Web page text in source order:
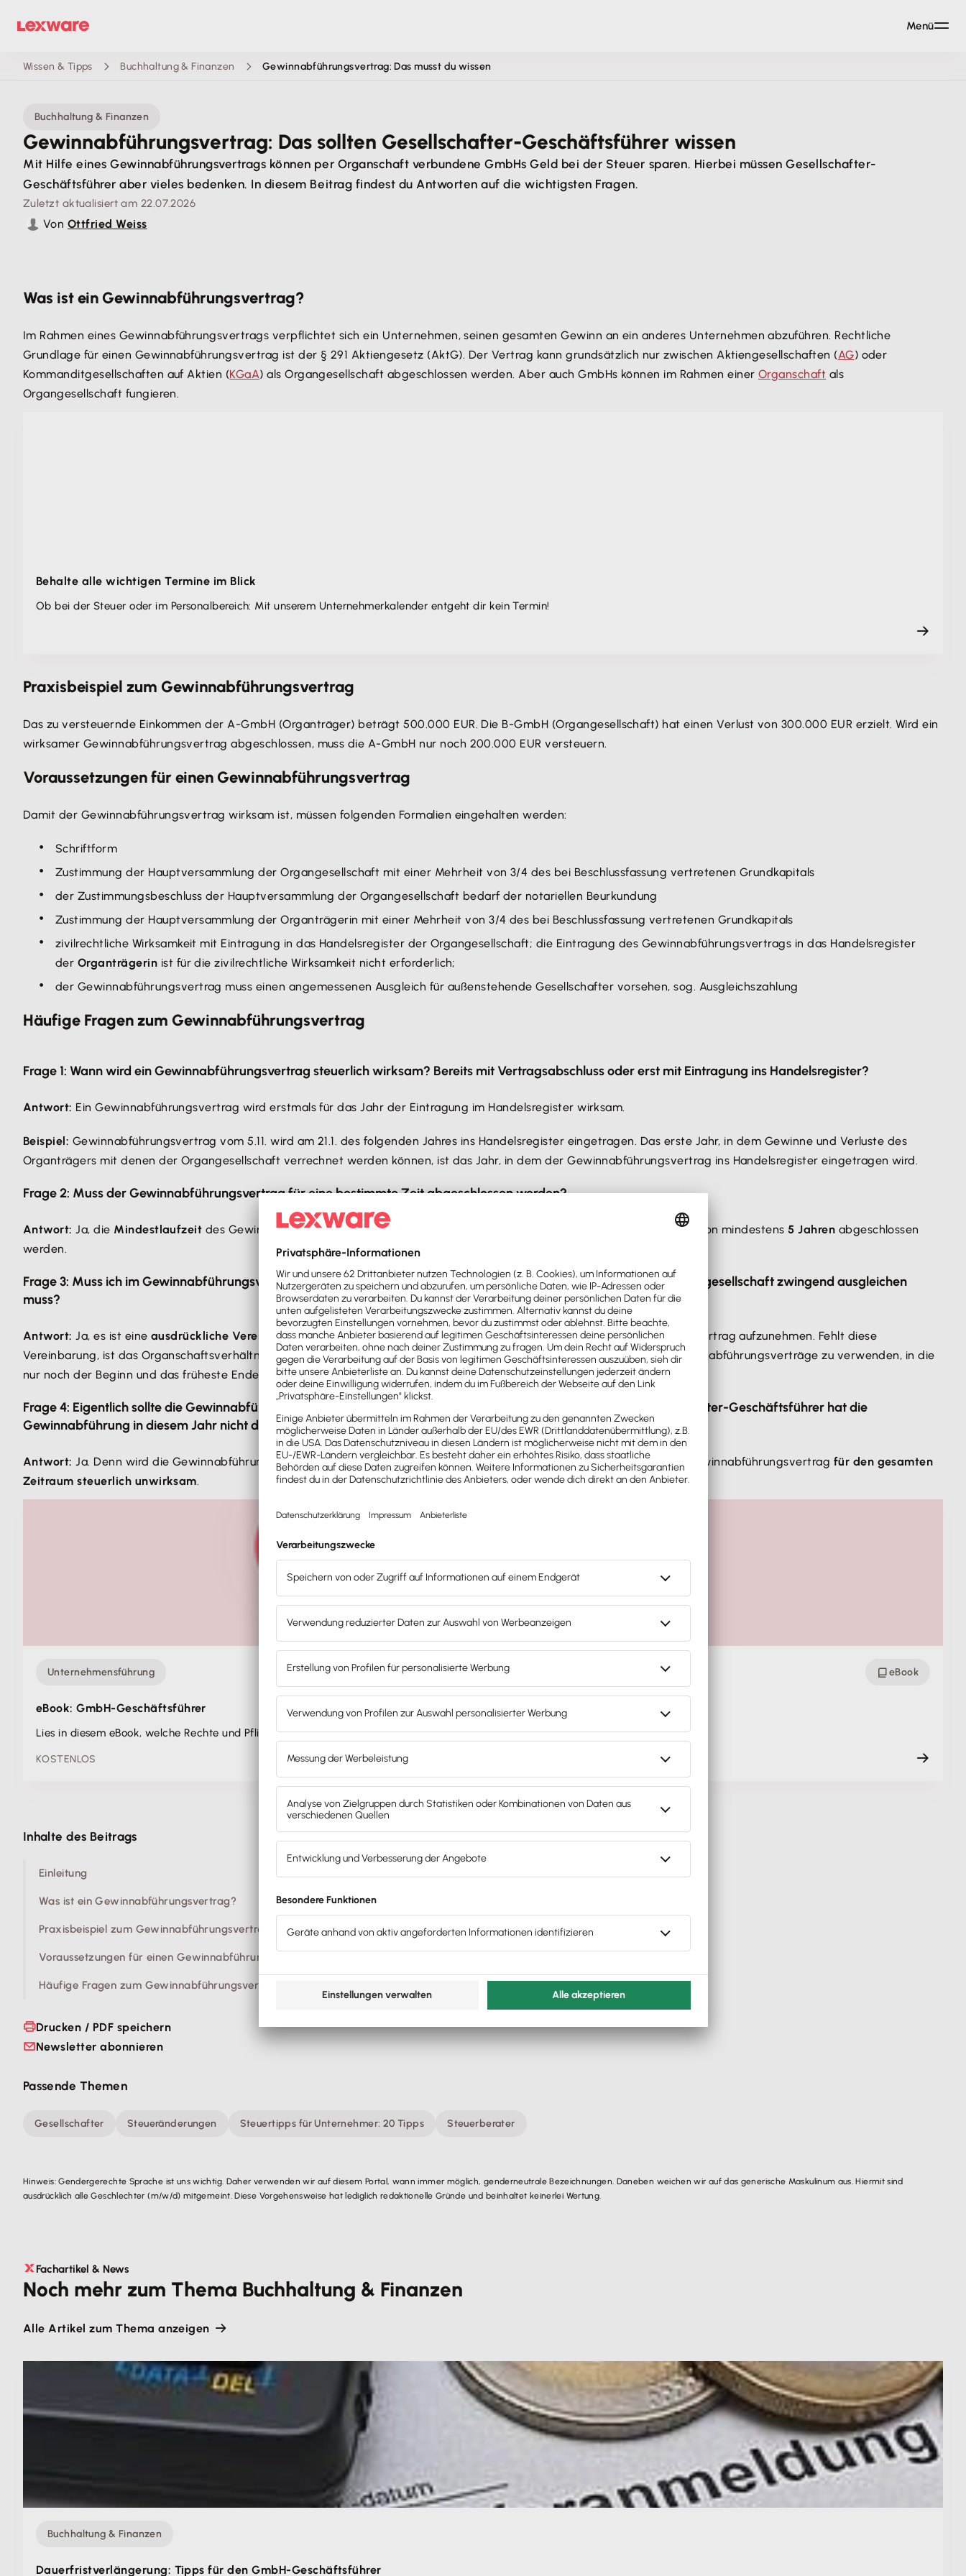
Wissen & Tipps Buchhaltung & Finanzen Gewinnabführungsvertrag: Das musst du wissen
Buchhaltung & Finanzen
Gewinnabführungsvertrag: Das sollten Gesellschafter-Geschäftsführer wissen
Mit Hilfe eines Gewinnabführungsvertrags können per Organschaft verbundene GmbHs Geld bei der Steuer sparen. Hierbei müssen Gesellschafter-
Geschäftsführer aber vieles bedenken. In diesem Beitrag findest du Antworten auf die wichtigsten Fragen.
Zuletzt aktualisiert am 22.07.2026
Von Ottfried Weiss
Was ist ein Gewinnabführungsvertrag?
Im Rahmen eines Gewinnabführungsvertrags verpflichtet sich ein Unternehmen, seinen gesamten Gewinn an ein anderes Unternehmen abzuführen. Rechtliche
Grundlage für einen Gewinnabführungsvertrag ist der § 291 Aktiengesetz (AktG). Der Vertrag kann grundsätzlich nur zwischen Aktiengesellschaften (AG) oder
Kommanditgesellschaften auf Aktien (KGaA) als Organgesellschaft abgeschlossen werden. Aber auch GmbHs können im Rahmen einerOrganschaft als
Organgesellschaft fungieren.
Behalte alle wichtigen Termine im Blick
Ob bei der Steuer oder im Personalbereich: Mit unserem Unternehmer­kalender entgeht dir kein Termin!
Praxisbeispiel zum Gewinnabführungsvertrag
Das zu versteuernde Einkommen der A-GmbH (Organträger) beträgt 500.000 EUR. Die B-GmbH (Organgesellschaft) hat einen Verlust von 300.000 EUR erzielt. Wird ein
wirksamer Gewinnabführungsvertrag abgeschlossen, muss die A-GmbH nur noch 200.000 EUR versteuern.
Voraussetzungen für einen Gewinnabführungsvertrag
Damit der Gewinnabführungsvertrag wirksam ist, müssen folgenden Formalien eingehalten werden:
Schriftform
Zustimmung der Hauptversammlung der Organgesellschaft mit einer Mehrheit von 3/4 des bei Beschlussfassung vertretenen Grundkapitals
der Zustimmungsbeschluss der Hauptversammlung der Organgesellschaft bedarf der notariellen Beurkundung
Zustimmung der Hauptversammlung der Organträgerin mit einer Mehrheit von 3/4 des bei Beschlussfassung vertretenen Grundkapitals
zivilrechtliche Wirksamkeit mit Eintragung in das Handelsregister der Organgesellschaft; die Eintragung des Gewinnabführungsvertrags in das Handelsregister
der Organträgerin ist für die zivilrechtliche Wirksamkeit nicht erforderlich;
der Gewinnabführungsvertrag muss einen angemessenen Ausgleich für außenstehende Gesellschafter vorsehen, sog. Ausgleichszahlung
Häufige Fragen zum Gewinnabführungsvertrag
Frage 1: Wann wird ein Gewinnabführungsvertrag steuerlich wirksam? Bereits mit Vertragsabschluss oder erst mit Eintragung ins Handelsregister?
Antwort: Ein Gewinnabführungsvertrag wird erstmals für das Jahr der Eintragung im Handelsregister wirksam.
Beispiel: Gewinnabführungsvertrag vom 5.11. wird am 21.1. des folgenden Jahres ins Handelsregister eingetragen. Das erste Jahr, in dem Gewinne und Verluste des
Organträgers mit denen der Organgesellschaft verrechnet werden können, ist das Jahr, in dem der Gewinnabführungsvertrag ins Handelsregister eingetragen wird.
Frage 2: Muss der Gewinnabführungsvertrag für eine bestimmte Zeit abgeschlossen werden?
Antwort: Ja, die Mindestlaufzeit des Gewinnabführungsvertrags muss nach § 14 Abs. 1 Nr. 3 Satz 1 KStG auf einen Zeitraum von mindestens 5 Jahren abgeschlossen
werden.
Frage 3: Muss ich im Gewinnabführungsvertrag extra darauf hinweisen, dass der Organträger die Verluste der Organgesellschaft zwingend ausgleichen
muss?
Antwort: Ja, es ist eine ausdrückliche VereinbarungzurVerlustverrechnungspflichtin den schriftlichen Gewinnabführungsvertrag aufzunehmen. Fehlt diese
Vereinbarung, ist das Organschaftsverhältnis steuerlich unwirksam. Aus diesem Grund empfiehlt es sich, vorgefertigte Gewinnabführungsverträge zu verwenden, in die
nur noch der Beginn und das früheste Ende der Gewinnabführung einzutragen ist.
Frage 4: Eigentlich sollte die Gewinnabführung bereits in diesem Jahr beginnen. Doch der ausgeschiedene Gesellschafter-Geschäftsführer hat die
Gewinnabführung in diesem Jahr nicht durchgeführt? Ist das ein Problem?
Antwort: Ja. Denn wird die Gewinnabführung bzw. die Verlustübernahme nicht die gesamten 5 Jahre eingehalten, ist der Gewinnabführungsvertrag für den gesamten
Zeitraum steuerlich unwirksam.
Unternehmensführung eBook
eBook: GmbH-Geschäftsführer
Lies in diesem eBook, welche Rechte und Pflichten du als GmbH-Geschäftsführer beachten musst und wie Haftungsfragen gereg…
KOSTENLOS
Inhalte des Beitrags
Einleitung
Was ist ein Gewinnabführungsvertrag?
Praxisbeispiel zum Gewinnabführungsvertrag
Voraussetzungen für einen Gewinnabführungsvertrag
Häufige Fragen zum Gewinnabführungsvertrag
Drucken / PDF speichern
Newsletter abonnieren
Passende Themen
Gesellschafter Steueränderungen Steuertipps für Unternehmer: 20 Tipps Steuerberater
Hinweis: Gendergerechte Sprache ist uns wichtig. Daher verwenden wir auf diesem Portal, wann immer möglich, genderneutrale Bezeichnungen. Daneben weichen wir auf das generische Maskulinum aus. Hiermit sind
ausdrücklich alle Geschlechter (m/w/d) mitgemeint. Diese Vorgehensweise hat lediglich redaktionelle Gründe und beinhaltet keinerlei Wertung.
Fachartikel & News
Noch mehr zum Thema Buchhaltung & Finanzen
Alle Artikel zum Thema anzeigen
Buchhaltung & Finanzen
Dauerfrist­verlängerung: Tipps für den GmbH-Geschäftsführer
Menü